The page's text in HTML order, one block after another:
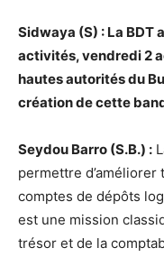
Sidwaya (S) : La BDT
activités, vendredi 2
hautes autorités du
création de cette
Seydou Barro (S.B.) :
permettre
comptes de dépôts
est une mission
trésor et de la